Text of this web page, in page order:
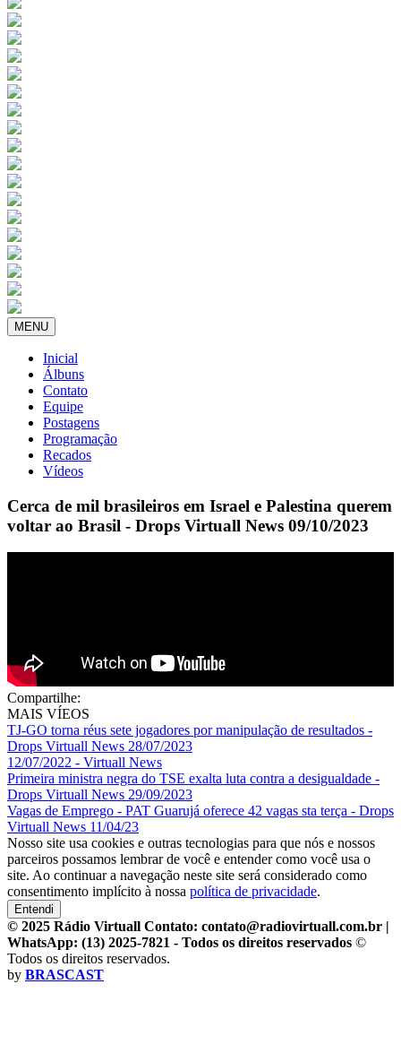
MENU
Inicial
Álbuns
Contato
Equipe
Postagens
Programação
Recados
Vídeos
Cerca de mil brasileiros em Israel e Palestina querem
voltar ao Brasil - Drops Virtuall News 09/10/2023
Compartilhe:
MAIS VÍEOS
TJ-GO torna réus sete jogadores por manipulação de resultados -
Drops Virtuall News 28/07/2023
12/07/2022 - Virtuall News
Primeira ministra negra do TSE exalta luta contra a desigualdade -
Drops Virtuall News 29/09/2023
Vagas de Emprego - PAT Guarujá oferece 42 vagas sta terça - Drops
Virtuall News 11/04/23
Nosso site usa cookies e outras tecnologias para que nós e nossos
parceiros possamos lembrar de você e entender como você usa o
site. Ao continuar a navegação neste site será considerado como
consentimento implícito à nossa política de privacidade.
Entendi
© 2025 Rádio Virtuall Contato: contato@radiovirtuall.com.br |
WhatsApp: (13) 2025-7821 - Todos os direitos reservados ©
Todos os direitos reservados.
by BRASCAST